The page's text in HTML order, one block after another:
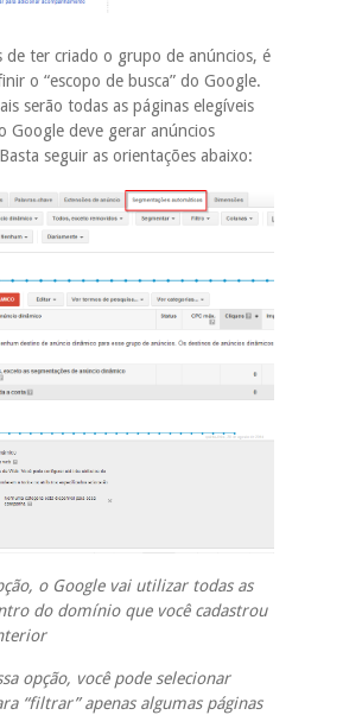
de ter criado o grupo de anúncios, é
o “escopo de busca” do Google.
serão todas as páginas elegíveis
Google deve gerar anúncios
seguir as orientações abaixo:
o Google vai utilizar todas as
do domínio que você cadastrou
você pode selecionar
“filtrar” apenas algumas páginas